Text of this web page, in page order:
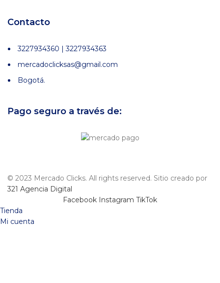
Contacto
3227934360 | 3227934363
mercadoclicksas@gmail.com
Bogotá.
Pago seguro a través de:
© 2023 Mercado Clicks. All rights reserved. Sitio creado por
321 Agencia Digital
Facebook Instagram TikTok
Tienda
Mi cuenta